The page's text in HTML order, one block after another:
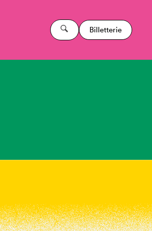
Billetterie